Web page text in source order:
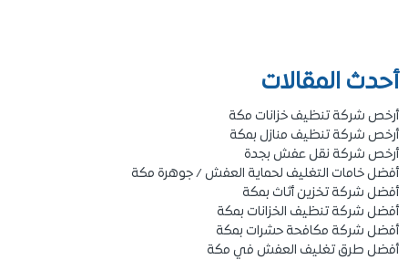
أحدث المقالات
أرخص شركة تنظيف خزانات مكة
أرخص شركة تنظيف منازل بمكة
أرخص شركة نقل عفش بجدة
أفضل خامات التغليف لحماية العفش / جوهرة مكة
أفضل شركة تخزين أثاث بمكة
أفضل شركة تنظيف الخزانات بمكة
أفضل شركة مكافحة حشرات بمكة
أفضل طرق تغليف العفش في مكة